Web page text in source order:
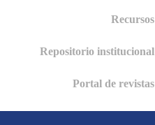
Recursos
Repositorio institucional
Portal de revistas